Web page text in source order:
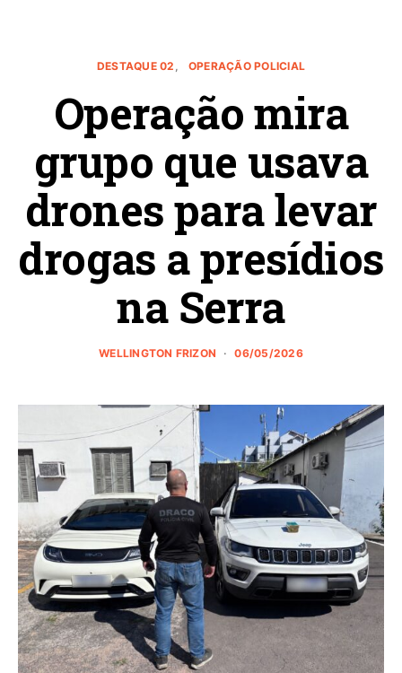
DESTAQUE 02 OPERAÇÃO POLICIAL
Operação mira
grupo que usava
drones para levar
drogas a presídios
na Serra
WELLINGTON FRIZON 06/05/2026